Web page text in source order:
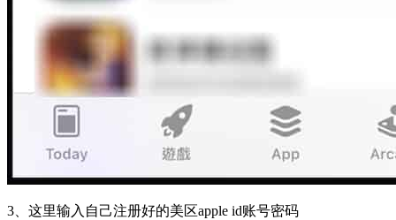
3、 这里输入自己注册好的美区apple id账号密码